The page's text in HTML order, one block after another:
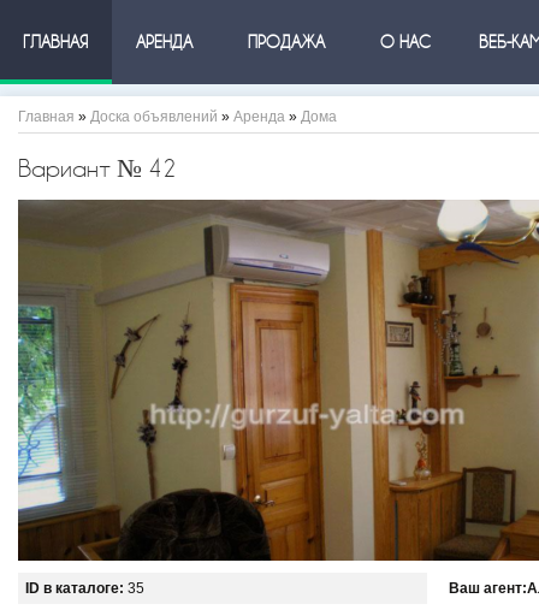
ГЛАВНАЯ АРЕНДА ПРОДАЖА О НАС ВЕБ-
Главная » Доска объявлений » Аренда » Дома
Вариант № 42
ID в каталоге: 35
Ваш агент: